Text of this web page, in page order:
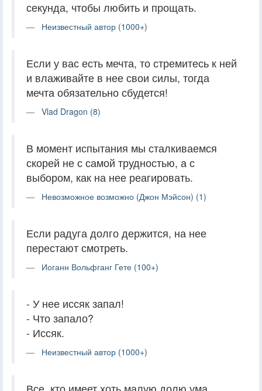
секунда, чтобы любить и прощать.
Неизвестный автор (1000+)
Если у вас есть мечта, то стремитесь к ней
и влаживайте в нее свои силы, тогда
мечта обязательно сбудется!
Vlad Dragon (8)
В момент испытания мы сталкиваемся
скорей не с самой трудностью, а с
выбором, как на нее реагировать.
Невозможное возможно (Джон Мэйсон) (1)
Если радуга долго держится, на нее
перестают смотреть.
Иоганн Вольфганг Гете (100+)
- У нее иссяк запал!
- Что запало?
- Иссяк.
Неизвестный автор (1000+)